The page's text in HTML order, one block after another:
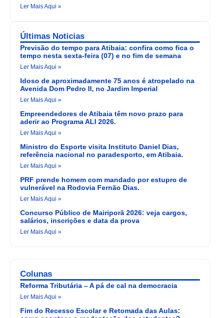
Ler Mais Aqui »
Últimas Noticias
Previsão do tempo para Atibaia: confira como fica o
tempo nesta sexta-feira (07) e no fim de semana
Ler Mais Aqui »
Idoso de aproximadamente 75 anos é atropelado na
Avenida Dom Pedro II, no Jardim Imperial
Ler Mais Aqui »
Empreendedores de Atibaia têm novo prazo para
aderir ao Programa ALI 2026.
Ler Mais Aqui »
Ministro do Esporte visita Instituto Daniel Dias,
referência nacional no paradesporto, em Atibaia.
Ler Mais Aqui »
PRF prende homem com mandado por estupro de
vulnerável na Rodovia Fernão Dias.
Ler Mais Aqui »
Concurso Público de Mairiporã 2026: veja cargos,
salários, inscrições e data da prova
Ler Mais Aqui »
Colunas
Reforma Tributária – A pá de cal na democracia
Ler Mais Aqui »
Fim do Recesso Escolar e Retomada das Aulas: